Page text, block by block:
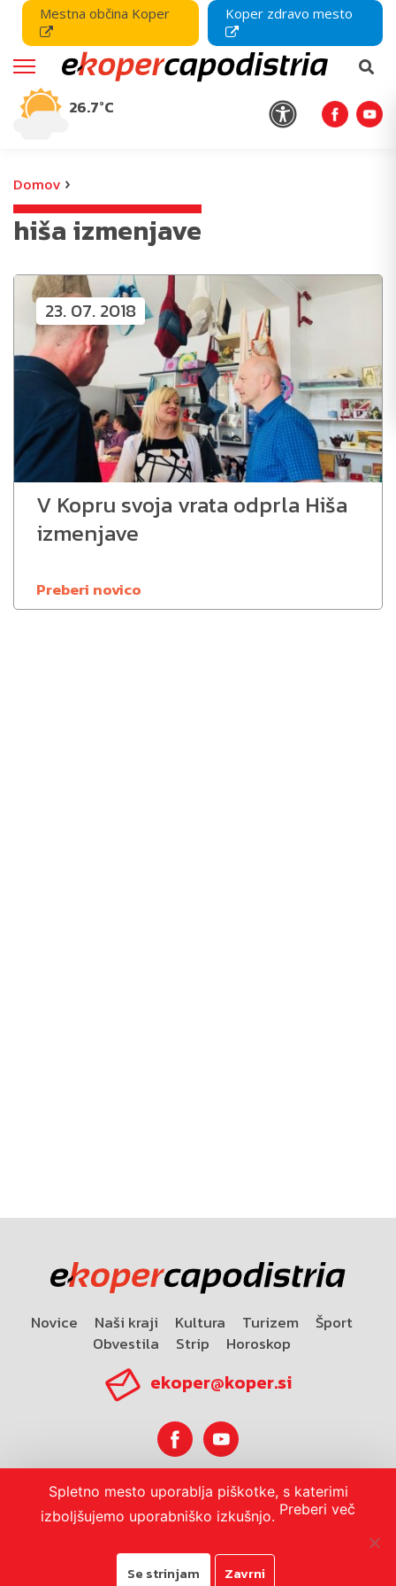
Mestna občina Koper Koper zdravo mesto
26.7°C
Domov ›
hiša izmenjave
23. 07. 2018
V Kopru svoja vrata odprla Hiša
izmenjave
Preberi novico
Novice Naši kraji Kultura Turizem
Šport
Obvestila
Strip Horoskop
ekoper@koper.si
Horoskop
Spletno mesto uporablja piškotke, s katerimi
izboljšujemo uporabniško izkušnjo. Preberi več
Se strinjam Zavrni